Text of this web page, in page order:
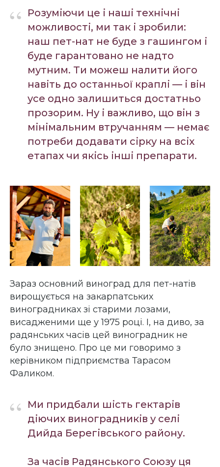
“
Розуміючи це і наші технічні
можливості, ми так і зробили:
наш пет-нат не буде з гашингом і
буде гарантовано не надто
мутним. Ти можеш налити його
навіть до останньої краплі — і він
усе одно залишиться достатньо
прозорим. Ну і важливо, що він з
мінімальним втручанням — немає
потреби додавати сірку на всіх
етапах чи якісь інші препарати.
Зараз основний виноград для пет-натів
вирощується на закарпатських
виноградниках зі старими лозами,
висадженими ще у 1975 році. І, на диво, за
радянських часів цей виноградник не
було знищено. Про це ми говоримо з
керівником підприємства Тарасом
Фаликом.
“
Ми придбали шість гектарів
діючих виноградників у селі
Дийда Берегівського району.
За часів Радянського Союзу ця